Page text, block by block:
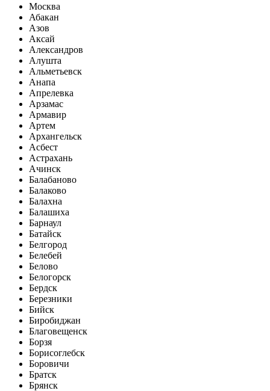
Москва
Абакан
Азов
Аксай
Александров
Алушта
Альметьевск
Анапа
Апрелевка
Арзамас
Армавир
Артем
Архангельск
Асбест
Астрахань
Ачинск
Балабаново
Балаково
Балахна
Балашиха
Барнаул
Батайск
Белгород
Белебей
Белово
Белогорск
Бердск
Березники
Бийск
Биробиджан
Благовещенск
Борзя
Борисоглебск
Боровичи
Братск
Брянск